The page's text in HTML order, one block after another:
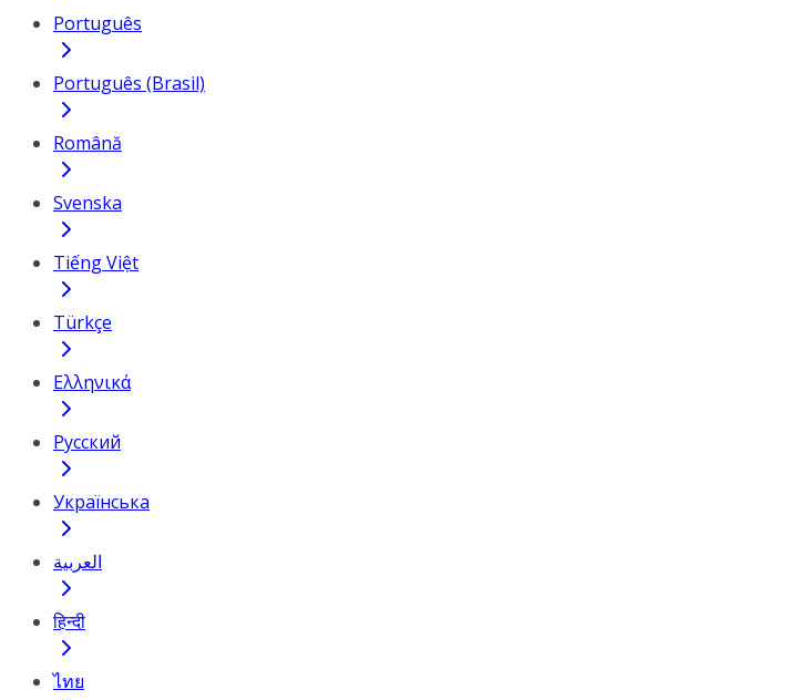
Português
Português (Brasil)
Română
Svenska
Tiếng Việt
Türkçe
Ελληνικά
Русский
Українська
العربية
हिन्दी
ไทย